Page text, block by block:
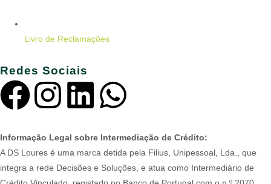
Livro de Reclamações
Redes Sociais
Informação Legal sobre Intermediação de Crédito:
A DS Loures é uma marca detida pela Filius, Unipessoal, Lda., que
integra a rede Decisões e Soluções, e atua como Intermediário de